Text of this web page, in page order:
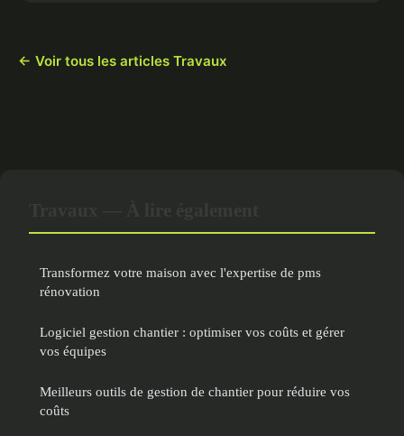
← Voir tous les articles Travaux
Transformez votre maison avec l'expertise de pms
rénovation
Logiciel gestion chantier : optimiser vos coûts et gérer
vos équipes
Meilleurs outils de gestion de chantier pour réduire vos
coûts